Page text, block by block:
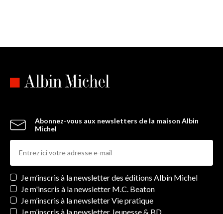
Abonnez-vous aux newsletters de la maison Albin
Michel
Newsletters
Je m’inscris à la newsletter des éditions Albin Michel
Je m'inscris à la newsletter M.C. Beaton
Je m’inscris à la newsletter Vie pratique
Je m’inscris à la newsletter Jeunesse & BD